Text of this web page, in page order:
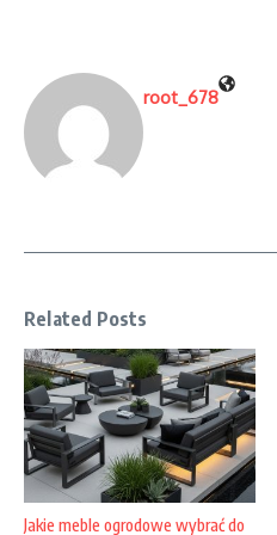
root_678
Related Posts
Jakie meble ogrodowe wybrać do